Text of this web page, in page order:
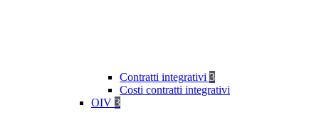
Contratti integrativi 3
Costi contratti integrativi
OIV 3